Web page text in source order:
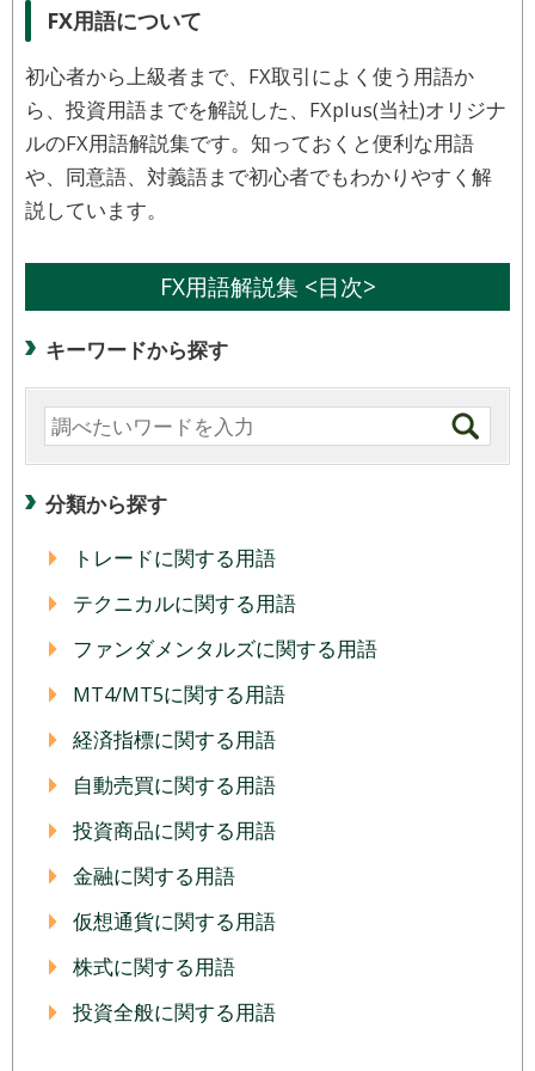
FX用語について
初心者から上級者まで、FX取引によく使う用語か
ら、投資用語までを解説した、FXplus(当社)オリジナ
ルのFX用語解説集です。知っておくと便利な用語
や、同意語、対義語まで初心者でもわかりやすく解
説しています。
FX用語解説集 <目次>
キーワードから探す
分類から探す
トレードに関する用語
テクニカルに関する用語
ファンダメンタルズに関する用語
MT4/MT5に関する用語
経済指標に関する用語
自動売買に関する用語
投資商品に関する用語
金融に関する用語
仮想通貨に関する用語
株式に関する用語
投資全般に関する用語